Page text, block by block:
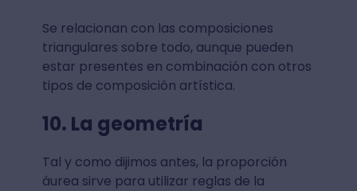
Se relacionan con las composiciones
triangulares sobre todo, aunque pueden
estar presentes en combinación con otros
tipos de composición artística.
10. La geometría
Tal y como dijimos antes, la proporción
áurea sirve para utilizar reglas de la